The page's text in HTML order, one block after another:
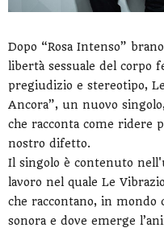
Dopo “Rosa Intenso”
libertà sessuale del corpo
pregiudizio e stereotipo,
Ancora”, un nuovo
che racconta come ridere
nostro difetto.
Il singolo è contenuto
lavoro nel quale Le
che raccontano, in mondo
sonora e dove emerge